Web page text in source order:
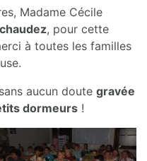
Madame Cécile
, pour cette
à toutes les familles
aucun doute gravée
dormeurs !